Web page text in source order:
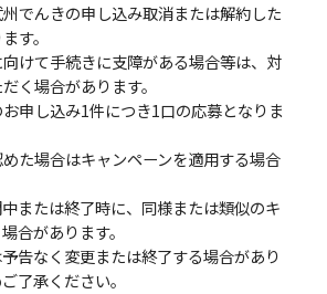
でんきの申し込み取消または解約した
す。
けて手続きに支障がある場合等は、対
く場合があります。
申し込み1件につき1口の応募となりま
た場合はキャンペーンを適用する場合
または終了時に、同様または類似のキ
合があります。
告なく変更または終了する場合があり
了承ください。